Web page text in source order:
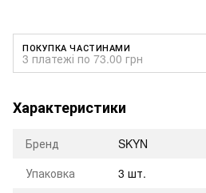
ПОКУПКА ЧАСТИНАМИ
3 платежі по 73.00 грн
Характеристики
Бренд
SKYN
Упаковка
3 шт.